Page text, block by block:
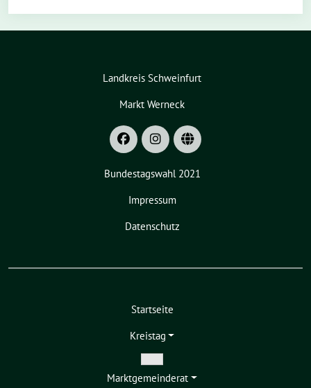
Landkreis Schweinfurt
Markt Werneck
Bundestagswahl 2021
Impressum
Datenschutz
Startseite
Kreistag
Zeige
Untermenü
Markt­gemeinderat